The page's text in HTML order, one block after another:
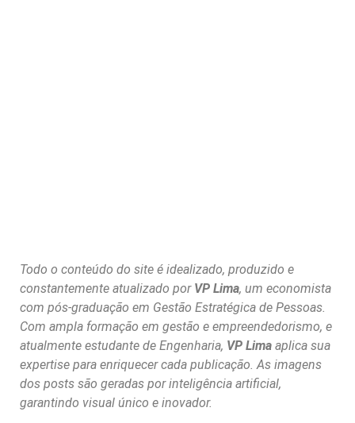
Todo o conteúdo do site é idealizado, produzido e
constantemente atualizado por VP Lima, um economista
com pós-graduação em Gestão Estratégica de Pessoas.
Com ampla formação em gestão e empreendedorismo, e
atualmente estudante de Engenharia, VP Lima aplica sua
expertise para enriquecer cada publicação. As imagens
dos posts são geradas por inteligência artificial,
garantindo visual único e inovador.